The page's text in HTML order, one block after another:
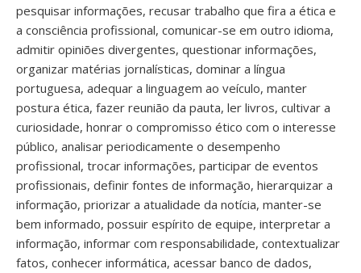
pesquisar informações, recusar trabalho que fira a ética e
a consciência profissional, comunicar-se em outro idioma,
admitir opiniões divergentes, questionar informações,
organizar matérias jornalísticas, dominar a língua
portuguesa, adequar a linguagem ao veículo, manter
postura ética, fazer reunião da pauta, ler livros, cultivar a
curiosidade, honrar o compromisso ético com o interesse
público, analisar periodicamente o desempenho
profissional, trocar informações, participar de eventos
profissionais, definir fontes de informação, hierarquizar a
informação, priorizar a atualidade da notícia, manter-se
bem informado, possuir espírito de equipe, interpretar a
informação, informar com responsabilidade, contextualizar
fatos, conhecer informática, acessar banco de dados,